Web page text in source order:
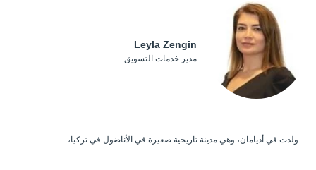
Leyla Zengin
مدير خدمات التسويق
ولدت في أديامان، وهي مدينة تاريخية صغيرة في الأناضول في تركيا، ...